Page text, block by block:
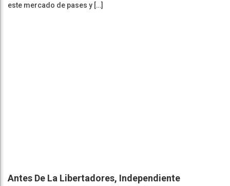
este mercado de pases y […]
Antes De La Libertadores, Independiente